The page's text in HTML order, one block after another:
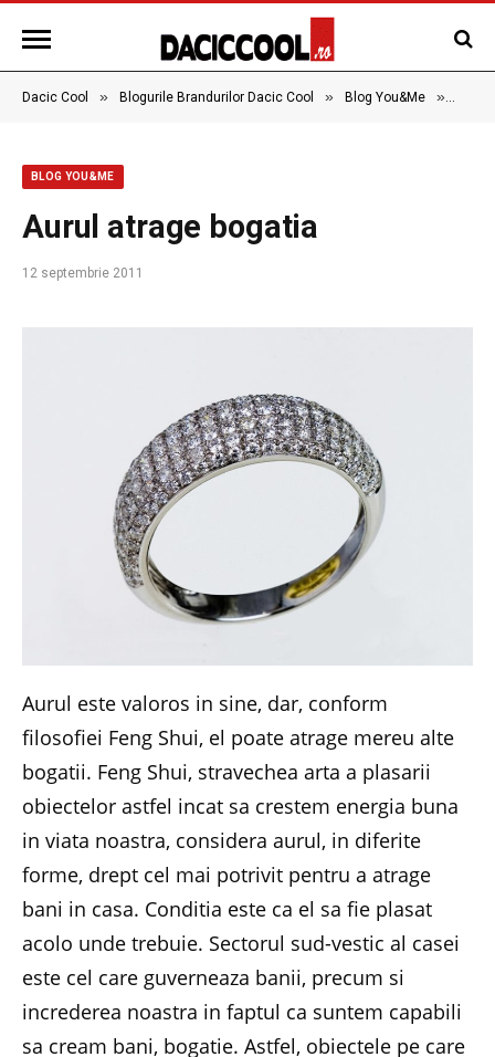
Dacic Cool » Blogurile Brandurilor Dacic Cool » Blog You&Me »
BLOG YOU&ME
Aurul atrage bogatia
12 septembrie 2011
Aurul este valoros in sine, dar, conform
filosofiei Feng Shui, el poate atrage mereu alte
bogatii. Feng Shui, stravechea arta a plasarii
obiectelor astfel incat sa crestem energia buna
in viata noastra, considera aurul, in diferite
forme, drept cel mai potrivit pentru a atrage
bani in casa. Conditia este ca el sa fie plasat
acolo unde trebuie. Sectorul sud-vestic al casei
este cel care guverneaza banii, precum si
increderea noastra in faptul ca suntem capabili
sa cream bani, bogatie. Astfel, obiectele pe care